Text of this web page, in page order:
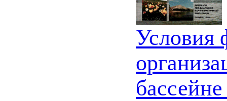
Условия